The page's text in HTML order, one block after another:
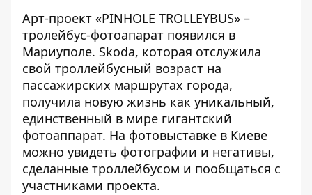
Арт-проект «PINHOLE TROLLEYBUS» –
тролейбус-фотоапарат появился в
Мариуполе. Skodа, которая отслужила
свой троллейбусный возраст на
пассажирских маршрутах города,
получила новую жизнь как уникальный,
единственный в мире гигантский
фотоаппарат. На фотовыставке в Киеве
можно увидеть фотографии и негативы,
сделанные троллейбусом и пообщаться с
участниками проекта.